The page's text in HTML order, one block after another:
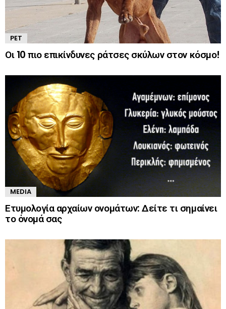
PET
Οι 10 πιο επικίνδυνες ράτσες σκύλων στον κόσμο!
MEDIA
Ετυμολογία αρχαίων ονομάτων: Δείτε τι σημαίνει
το όνομά σας